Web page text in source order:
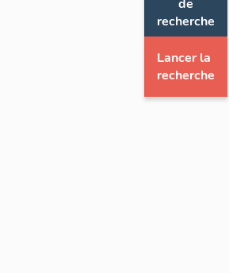
de
recherche
Lancer la
recherche